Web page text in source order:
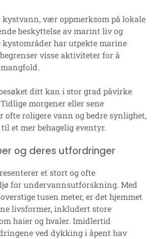
vær oppmerksom på lokale
beskyttelse av marint liv og
kystområder har utpekte marine
visse aktiviteter for å
ditt kan i stor grad påvirke
morgener eller sene
ofte roligere vann og bedre synlighet,
et mer behagelig eventyr.
og deres utfordringer
et stort og ofte
for undervannsutforskning. Med
tusen meter, er det hjemmet
livsformer, inkludert store
haier og hvaler. Imidlertid
ved dykking i åpent hav